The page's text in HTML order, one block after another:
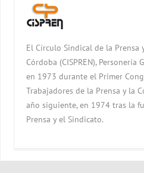
El Círculo Sindical de la Prensa
Córdoba (CISPREN),
en 1973 durante el Primer
Trabajadores de la Prensa y la
año siguiente, en 1974 tras la
Prensa y el Sindicato.